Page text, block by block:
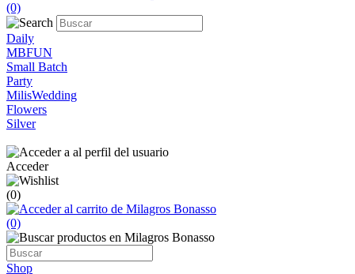
(0)
Daily
MBFUN
Small Batch
Party
MilisWedding
Flowers
Silver
Acceder
(0)
(0)
Shop